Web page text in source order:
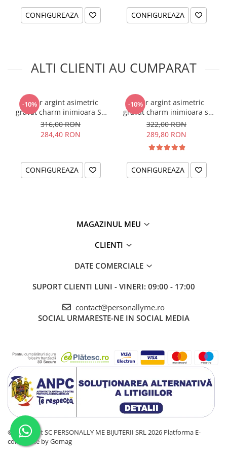
CONFIGUREAZA CONFIGUREAZA
ALTI CLIENTI AU CUMPARAT
-10%
Colier argint asimetric
gravat charm inimioara Sa
nu uiti...
316,00 RON
284,40 RON
CONFIGUREAZA
-10%
Colier argint asimetric
gravat charm inimioara si
cristal
322,00 RON
289,80 RON
CONFIGUREAZA
MAGAZINUL MEU
CLIENTI
DATE COMERCIALE
SUPORT CLIENTI LUNI - VINERI: 09:00 - 17:00
contact@personallyme.ro
SOCIAL URMARESTE-NE IN SOCIAL MEDIA
©Copyright SC PERSONALLY ME BIJUTERII SRL 2026 Platforma E-
commerce by Gomag